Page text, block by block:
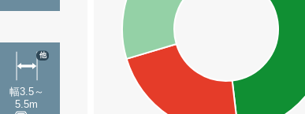
幅3.5～
5.5m
他